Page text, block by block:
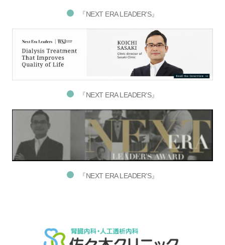
『NEXT ERA LEADER’S』
『NEXT ERA LEADER’S』
『NEXT ERA LEADER’S』